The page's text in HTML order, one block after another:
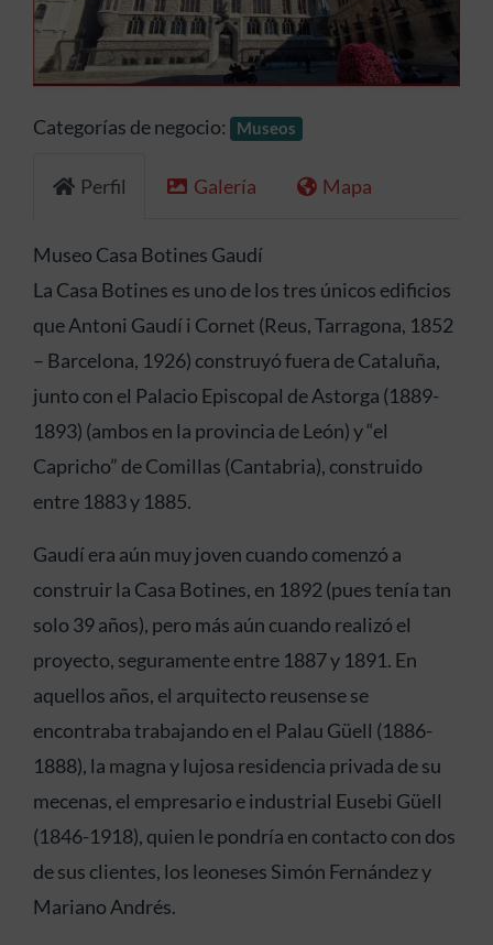
Anterior
Categorías de negocio: Museos
Perfil Galería Mapa
Museo Casa Botines Gaudí
La Casa Botines es uno de los tres únicos edificios
que Antoni Gaudí i Cornet (Reus, Tarragona, 1852
– Barcelona, 1926) construyó fuera de Cataluña,
junto con el Palacio Episcopal de Astorga (1889-
1893) (ambos en la provincia de León) y “el
Capricho” de Comillas (Cantabria), construido
entre 1883 y 1885.
Gaudí era aún muy joven cuando comenzó a
construir la Casa Botines, en 1892 (pues tenía tan
solo 39 años), pero más aún cuando realizó el
proyecto, seguramente entre 1887 y 1891. En
aquellos años, el arquitecto reusense se
encontraba trabajando en el Palau Güell (1886-
1888), la magna y lujosa residencia privada de su
mecenas, el empresario e industrial Eusebi Güell
(1846-1918), quien le pondría en contacto con dos
de sus clientes, los leoneses Simón Fernández y
Mariano Andrés.